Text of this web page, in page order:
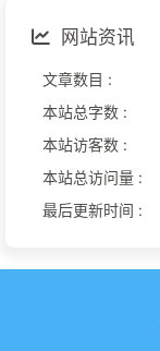
网站资讯
文章数目 :
本站总字数 :
本站访客数 :
本站总访问量 :
最后更新时间 :